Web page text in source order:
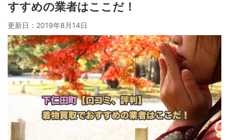
すすめの業者はここだ！
更新日： 2019年8月14日